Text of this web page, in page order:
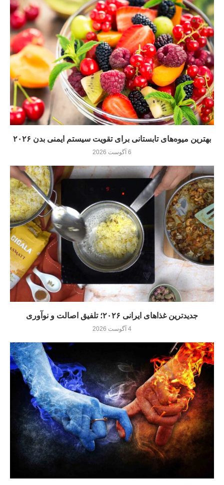
بهترین میوه‌های تابستانی برای تقویت سیستم ایمنی بدن ۲۰۲۶
6 آگوست 2026
جدیدترین غذاهای ایرانی ۲۰۲۶؛ تلفیق اصالت و نوآوری
4 آگوست 2026